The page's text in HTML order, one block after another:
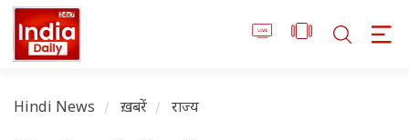
Hindi News ख़बरें राज्य